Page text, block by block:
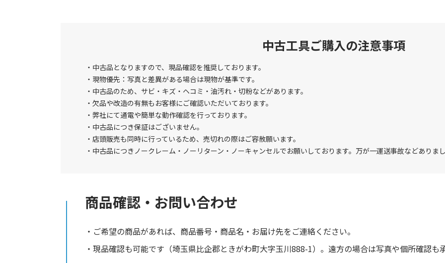
中古工具ご購入の注意事項
中古品となりますので、現品確認を推奨しております。
現物優先：写真と差異がある場合は現物が基準です。
中古品のため、サビ・キズ・ヘコミ・油汚れ・切粉などがあります。
欠品や改造の有無もお客様にご確認いただいております。
弊社にて通電や簡単な動作確認を行っております。
中古品につき保証はございません。
店頭販売も同時に行っているため、売切れの際はご容赦願います。
中古品につきノークレーム・ノーリターン・ノーキャンセルでお願いしております。万が一運送事故などありま
商品確認・お問い合わせ
ご希望の商品があれば、商品番号・商品名・お届け先をご連絡ください。
現品確認も可能です（埼玉県比企郡ときがわ町大字玉川888-1）。遠方の場合は写真や個所確認も